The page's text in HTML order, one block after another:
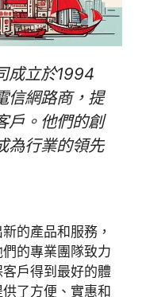
成立於1994
信網路商，提
戶。他們的創
為行業的領先
的產品和服務，
的專業團隊致力
戶得到最好的體
供了方便、實惠和